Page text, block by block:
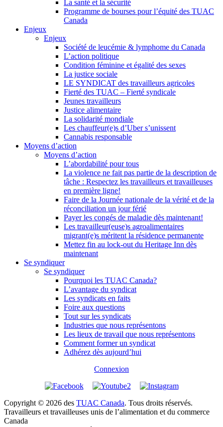
La santé et la sécurité
Programme de bourses pour l’équité des TUAC
Canada
Enjeux
Enjeux
Société de leucémie & lymphome du Canada
L’action politique
Condition féminine et égalité des sexes
La justice sociale
LE SYNDICAT des travailleurs agricoles
Fierté des TUAC – Fierté syndicale
Jeunes travailleurs
Justice alimentaire
La solidarité mondiale
Les chauffeur(e)s d’Uber s’unissent
Cannabis responsable
Moyens d’action
Moyens d’action
L’abordabilité pour tous
La violence ne fait pas partie de la description de
tâche : Respectez les travailleurs et travailleuses
en première ligne!
Faire de la Journée nationale de la vérité et de la
réconciliation un jour férié
Payer les congés de maladie dès maintenant!
Les travailleur(euse)s agroalimentaires
migrant(e)s méritent la résidence permanente
Mettez fin au lock-out du Heritage Inn dès
maintenant
Se syndiquer
Se syndiquer
Pourquoi les TUAC Canada?
L’avantage du syndicat
Les syndicats en faits
Foire aux questions
Tout sur les syndicats
Industries que nous représentons
Les lieux de travail que nous représentons
Comment former un syndicat
Adhérez dès aujourd’hui
Connexion
Copyright © 2026 des TUAC Canada. Tous droits réservés.
Travailleurs et travailleuses unis de l’alimentation et du commerce
Canada